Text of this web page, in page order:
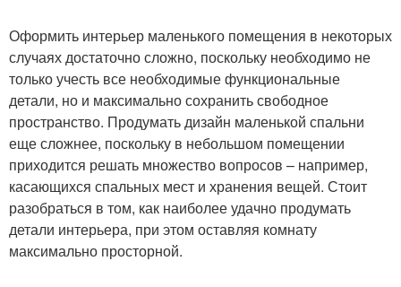
Оформить интерьер маленького помещения в некоторых
случаях достаточно сложно, поскольку необходимо не
только учесть все необходимые функциональные
детали, но и максимально сохранить свободное
пространство. Продумать дизайн маленькой спальни
еще сложнее, поскольку в небольшом помещении
приходится решать множество вопросов – например,
касающихся спальных мест и хранения вещей. Стоит
разобраться в том, как наиболее удачно продумать
детали интерьера, при этом оставляя комнату
максимально просторной.